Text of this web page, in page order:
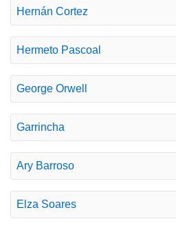
Hernán Cortez
Hermeto Pascoal
George Orwell
Garrincha
Ary Barroso
Elza Soares